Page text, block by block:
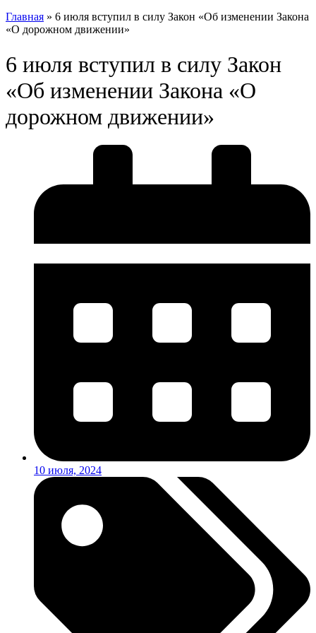
Главная » 6 июля вступил в силу Закон «Об изменении Закона
«О дорожном движении»
6 июля вступил в силу Закон
«Об изменении Закона «О
дорожном движении»
10 июля, 2024